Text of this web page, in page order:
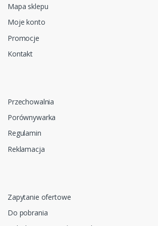
Mapa sklepu
Moje konto
Promocje
Kontakt
Przechowalnia
Porównywarka
Regulamin
Reklamacja
Zapytanie ofertowe
Do pobrania